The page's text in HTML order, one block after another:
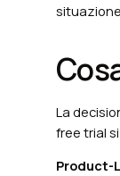
situazione.
La
free trial
Product-